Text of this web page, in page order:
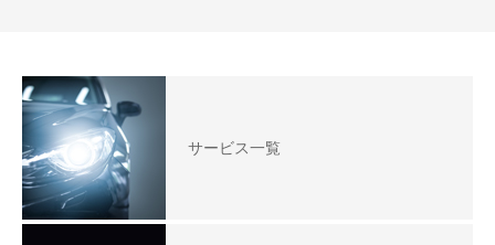
サービス一覧